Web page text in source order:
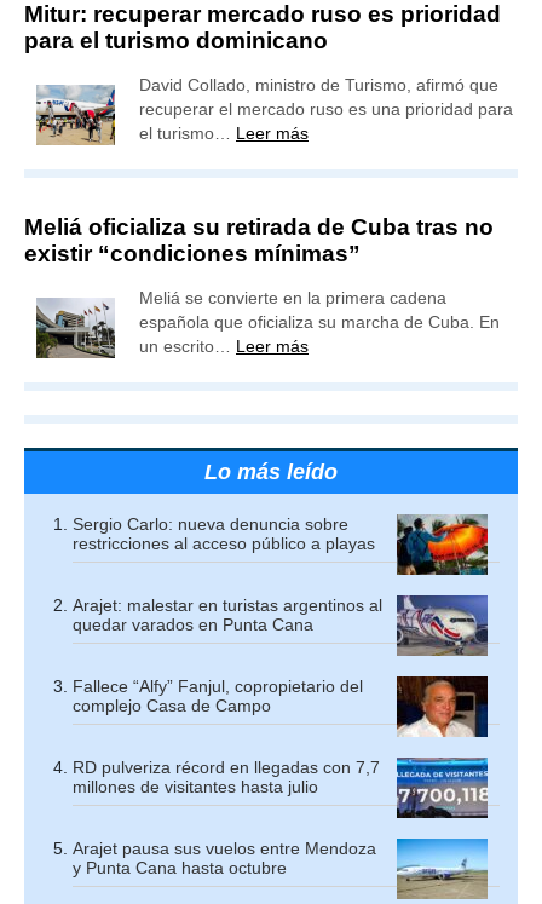
Mitur: recuperar mercado ruso es prioridad
para el turismo dominicano
David Collado, ministro de Turismo, afirmó que
recuperar el mercado ruso es una prioridad para
el turismo… Leer más
Meliá oficializa su retirada de Cuba tras no
existir “condiciones mínimas”
Meliá se convierte en la primera cadena
española que oficializa su marcha de Cuba. En
un escrito… Leer más
Lo más leído
Sergio Carlo: nueva denuncia sobre
restricciones al acceso público a playas
Arajet: malestar en turistas argentinos al
quedar varados en Punta Cana
Fallece “Alfy” Fanjul, copropietario del
complejo Casa de Campo
RD pulveriza récord en llegadas con 7,7
millones de visitantes hasta julio
Arajet pausa sus vuelos entre Mendoza
y Punta Cana hasta octubre